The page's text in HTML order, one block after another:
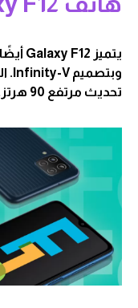
تحديث مرتفع 90 هرتز.